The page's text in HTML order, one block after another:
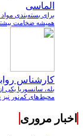
الماسی
برای بسته‌بندی
همیشه ضخامت
کارشناس
بله، سانسوریا یکی
محیط‌های کم‌نور
اخبار مروری